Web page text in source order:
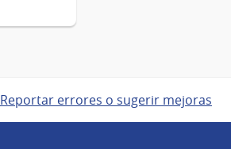
Reportar errores o sugerir mejoras